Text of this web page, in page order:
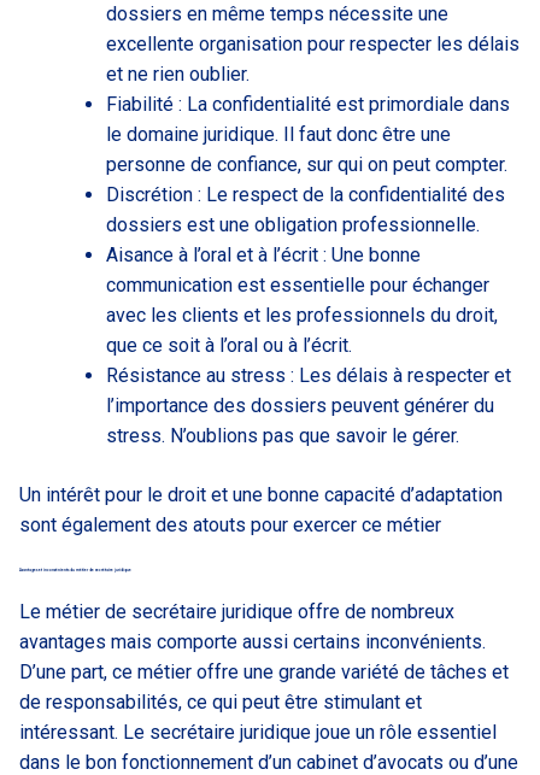
dossiers en même temps nécessite une
excellente organisation pour respecter les délais
et ne rien oublier.
Fiabilité : La confidentialité est primordiale dans
le domaine juridique. Il faut donc être une
personne de confiance, sur qui on peut compter.
Discrétion : Le respect de la confidentialité des
dossiers est une obligation professionnelle.
Aisance à l’oral et à l’écrit : Une bonne
communication est essentielle pour échanger
avec les clients et les professionnels du droit,
que ce soit à l’oral ou à l’écrit.
Résistance au stress : Les délais à respecter et
l’importance des dossiers peuvent générer du
stress. N’oublions pas que savoir le gérer.
Un intérêt pour le droit et une bonne capacité d’adaptation
sont également des atouts pour exercer ce métier
Avantages et inconvénients du métier de secrétaire juridique
Le métier de secrétaire juridique offre de nombreux
avantages mais comporte aussi certains inconvénients.
D’une part, ce métier offre une grande variété de tâches et
de responsabilités, ce qui peut être stimulant et
intéressant. Le secrétaire juridique joue un rôle essentiel
dans le bon fonctionnement d’un cabinet d’avocats ou d’une